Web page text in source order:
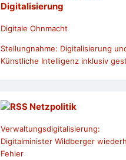
Digitalisierung
Digitale Ohnmacht
Stellungnahme: Digitalisierung
Künstliche Intelligenz inklusiv
Netzpolitik
Verwaltungsdigitalisierung:
Digitalminister Wildberger
Fehler